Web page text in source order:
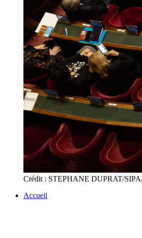
Crédit : STEPHANE DUPRAT/
Accueil